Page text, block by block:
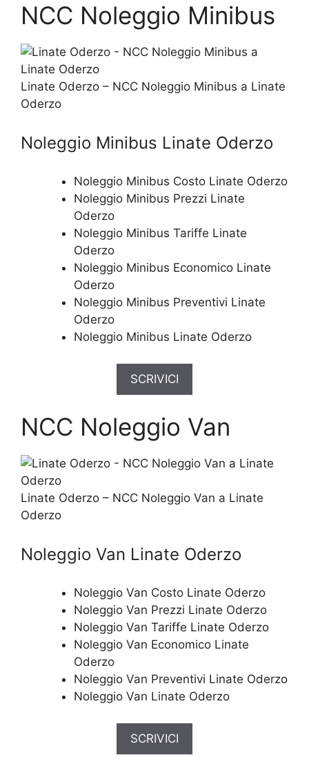
NCC Noleggio Minibus
Linate Oderzo – NCC Noleggio Minibus a Linate
Oderzo
Noleggio Minibus Linate Oderzo
Noleggio Minibus Costo Linate Oderzo
Noleggio Minibus Prezzi Linate
Oderzo
Noleggio Minibus Tariffe Linate
Oderzo
Noleggio Minibus Economico Linate
Oderzo
Noleggio Minibus Preventivi Linate
Oderzo
Noleggio Minibus Linate Oderzo
SCRIVICI
NCC Noleggio Van
Linate Oderzo – NCC Noleggio Van a Linate
Oderzo
Noleggio Van Linate Oderzo
Noleggio Van Costo Linate Oderzo
Noleggio Van Prezzi Linate Oderzo
Noleggio Van Tariffe Linate Oderzo
Noleggio Van Economico Linate
Oderzo
Noleggio Van Preventivi Linate Oderzo
Noleggio Van Linate Oderzo
SCRIVICI